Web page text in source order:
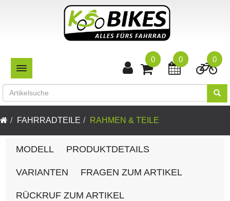
TOGGLE NAVIGATION
0
0
0
FAHRRADTEILE RAHMEN & TEILE
MODELL PRODUKTDETAILS
VARIANTEN FRAGEN ZUM ARTIKEL
RÜCKRUF ZUM ARTIKEL